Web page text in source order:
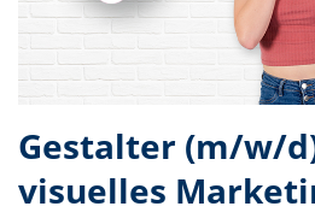
Gestalter (m/w/
visuelles